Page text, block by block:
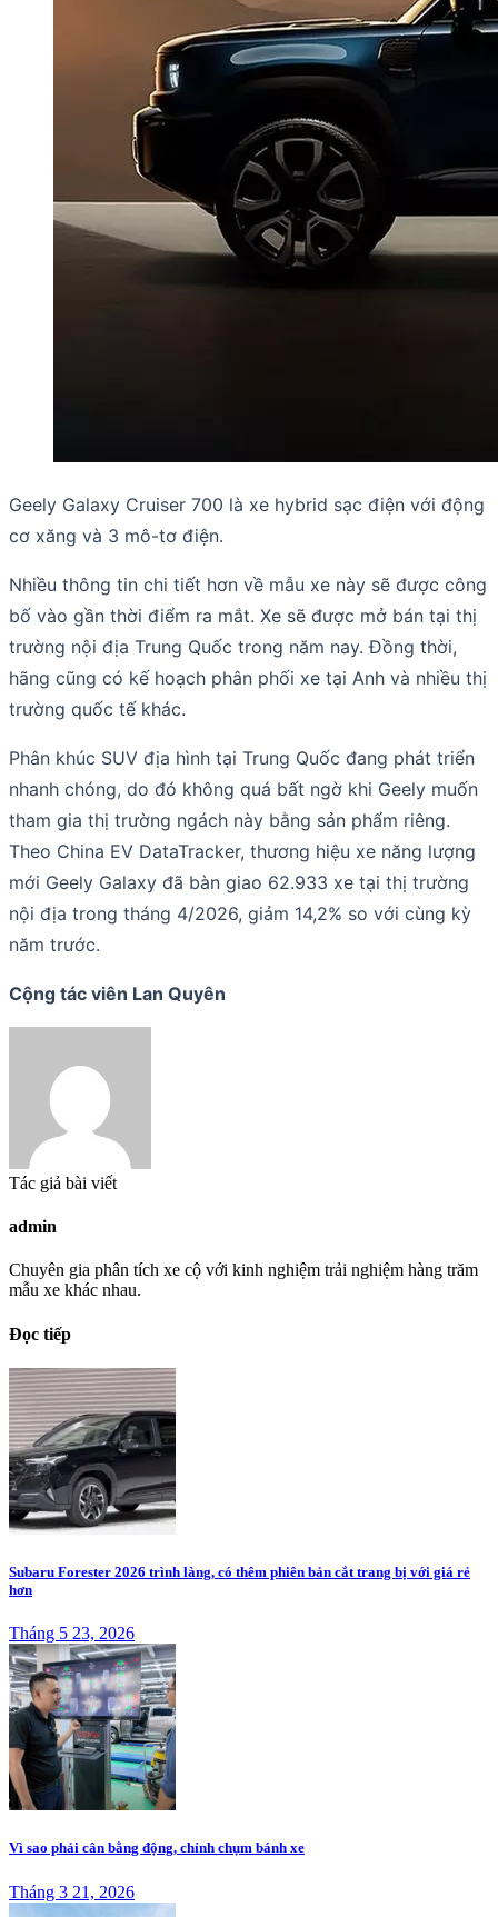
Geely Galaxy Cruiser 700 là xe hybrid sạc điện với động
cơ xăng và 3 mô-tơ điện.
Nhiều thông tin chi tiết hơn về mẫu xe này sẽ được công
bố vào gần thời điểm ra mắt. Xe sẽ được mở bán tại thị
trường nội địa Trung Quốc trong năm nay. Đồng thời,
hãng cũng có kế hoạch phân phối xe tại Anh và nhiều thị
trường quốc tế khác.
Phân khúc SUV địa hình tại Trung Quốc đang phát triển
nhanh chóng, do đó không quá bất ngờ khi Geely muốn
tham gia thị trường ngách này bằng sản phẩm riêng.
Theo China EV DataTracker, thương hiệu xe năng lượng
mới Geely Galaxy đã bàn giao 62.933 xe tại thị trường
nội địa trong tháng 4/2026, giảm 14,2% so với cùng kỳ
năm trước.
Cộng tác viên Lan Quyên
Tác giả bài viết
admin
Chuyên gia phân tích xe cộ với kinh nghiệm trải nghiệm hàng trăm
mẫu xe khác nhau.
Đọc tiếp
Subaru Forester 2026 trình làng, có thêm phiên bản cắt trang bị với giá rẻ
hơn
Tháng 5 23, 2026
Vì sao phải cân bằng động, chỉnh chụm bánh xe
Tháng 3 21, 2026